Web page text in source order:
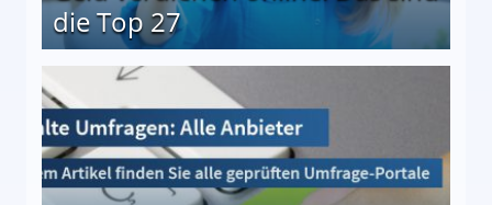
die Top 27